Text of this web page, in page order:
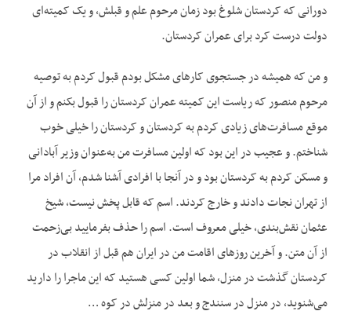
دورانی که کردستان شلوغ بود زمان مرحوم علم و قبلش، و یک کمیته‌ای
دولت درست کرد برای عمران کردستان.
و من که همیشه در جستجوی کارهای مشکل بودم قبول کردم به توصیه
مرحوم منصور که ریاست این کمیته عمران کردستان را قبول بکنم و از آن
موقع مسافرت‌های زیادی کردم به کردستان و کردستان را خیلی خوب
شناختم. و عجیب در این بود که اولین مسافرت من به‌عنوان وزیر آبادانی
و مسکن کردم به کردستان بود و در آنجا با افرادی آشنا شدم، آن افراد مرا
از تهران نجات دادند و خارج کردند. اسم که قابل پخش نیست، شیخ
عثمان نقش‌بندی، خیلی معروف است. اسم را حذف بفرمایید بی‌زحمت
از آن متن. و آخرین روزهای اقامت من در ایران هم قبل از انقلاب در
کردستان گذشت در منزل، شما اولین کسی هستید که این ماجرا را دارید
می‌شنوید، در منزل در سنندج و بعد در منزلش در کوه …